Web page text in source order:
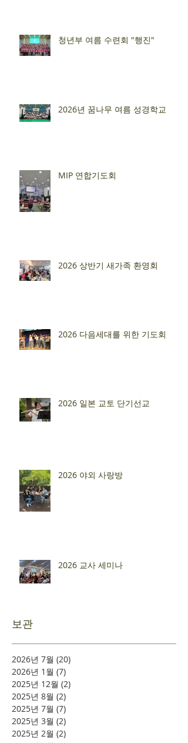
청년부 여름 수련회 "행진"
2026년 꿈나무 여름 성경학교
MIP 연합기도회
2026 상반기 새가족 환영회
2026 다음세대를 위한 기도회
2026 일본 교토 단기선교
2026 야외 사랑방
2026 교사 세미나
보관
2026년 7월 (20)
2026년 1월 (7)
2025년 12월 (2)
2025년 8월 (2)
2025년 7월 (7)
2025년 3월 (2)
2025년 2월 (2)